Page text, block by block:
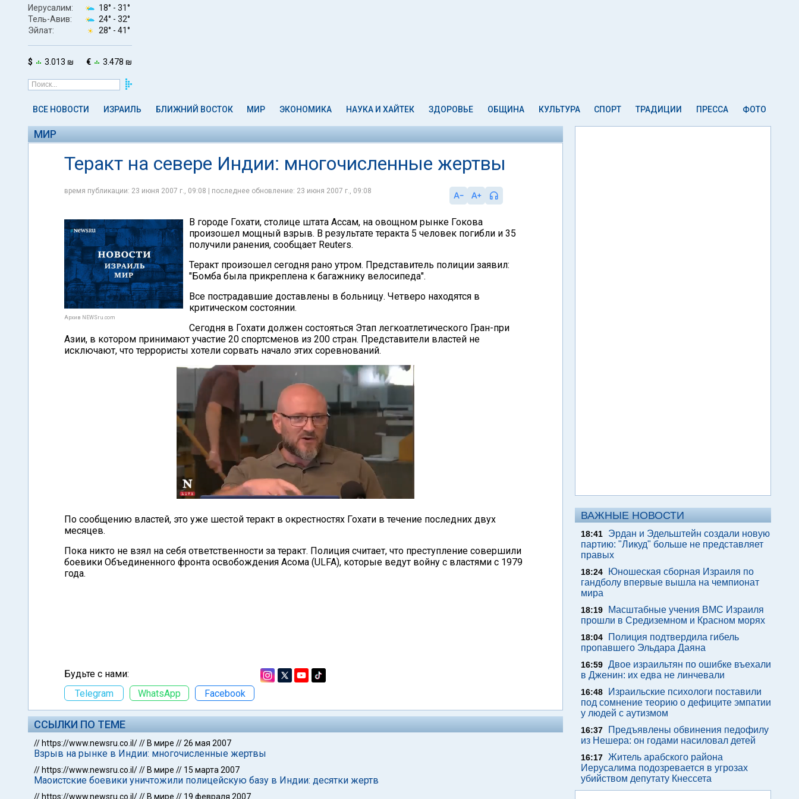
Иерусалим: 18° - 31°
Тель-Авив:
24° - 32°
Эйлат:
28° - 41°
$ 3.013 ₪ € 3.478 ₪
ВСЕ НОВОСТИ ИЗРАИЛЬ БЛИЖНИЙ ВОСТОК МИР ЭКОНОМИКА НАУКА И ХАЙТЕК ЗДОРОВЬЕ ОБЩИНА КУЛЬТУРА СПОРТ ТРАДИЦИИ ПРЕССА ФОТО
МИР
Теракт на севере Индии: многочисленные жертвы
время публикации: 23 июня 2007 г., 09:08 | последнее обновление: 23 июня 2007 г., 09:08
Архив NEWSru.com
В городе Гохати, столице штата Ассам, на овощном рынке Гокова
произошел мощный взрыв. В результате теракта 5 человек погибли и 35
получили ранения, сообщает Reuters.
Теракт произошел сегодня рано утром. Представитель полиции заявил:
"Бомба была прикреплена к багажнику велосипеда".
Все пострадавшие доставлены в больницу. Четверо находятся в
критическом состоянии.
Сегодня в Гохати должен состояться Этап легкоатлетического Гран-при
Азии, в котором принимают участие 20 спортсменов из 200 стран. Представители властей не
исключают, что террористы хотели сорвать начало этих соревнований.
По сообщению властей, это уже шестой теракт в окрестностях Гохати в течение последних двух
месяцев.
Пока никто не взял на себя ответственности за теракт. Полиция считает, что преступление совершили
боевики Объединенного фронта освобождения Асома (ULFA), которые ведут войну с властями с 1979
года.
Будьте с нами:
Telegram
WhatsApp Facebook
ССЫЛКИ ПО ТЕМЕ
// https://www.newsru.co.il/// В мире //26 мая 2007
Взрыв на рынке в Индии: многочисленные жертвы
// https://www.newsru.co.il/// В мире // 15 марта 2007
Маоистские боевики уничтожили полицейскую базу в Индии: десятки жертв
// https://www.newsru.co.il/// В мире // 19 февраля 2007
ВАЖНЫЕ НОВОСТИ
18:41
Эрдан и Эдельштейн создали новую
партию: "Ликуд" больше не представляет
правых
18:24
Юношеская сборная Израиля по
гандболу впервые вышла на чемпионат
мира
18:19
Масштабные учения ВМС Израиля
прошли в Средиземном и Красном морях
18:04
Полиция подтвердила гибель
пропавшего Эльдара Даяна
16:59 Двое израильтян по ошибке въехали
в Дженин: их едва не линчевали
16:48
Израильские психологи поставили
под сомнение теорию о дефиците эмпатии
у людей с аутизмом
16:37
Предъявлены обвинения педофилу
из Нешера: он годами насиловал детей
16:17 Житель арабского района
Иерусалима подозревается в угрозах
убийством депутату Кнессета